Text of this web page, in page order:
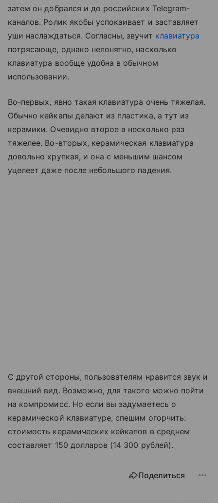
затем он добрался и до российских Telegram-
каналов. Ролик якобы успокаивает и заставляет
уши наслаждаться. Согласны, звучит клавиатура
потрясающе, однако непонятно, насколько
клавиатура вообще удобна в обычном
использовании.
Во-первых, явно такая клавиатура очень тяжелая.
Обычно кейкапы делают из пластика, а тут из
керамики. Очевидно второе в несколько раз
тяжелее. Во-вторых, керамическая клавиатура
довольно хрупкая, и она с меньшим шансом
уцелеет даже после небольшого падения.
С другой стороны, пользователям нравится звук и
внешний вид. Возможно, для такого можно пойти
на компромисс. Но если вы задумаетесь о
керамической клавиатуре, спешим огорчить:
стоимость керамических кейкапов в среднем
составляет 150 долларов (14 300 рублей).
Поделиться